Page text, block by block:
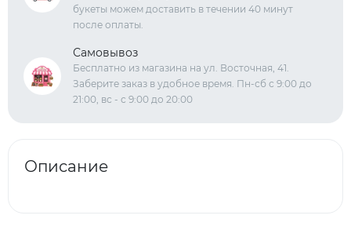
букеты можем доставить в течении 40 минут
после оплаты.
Самовывоз
Бесплатно из магазина на ул. Восточная, 41.
Заберите заказ в удобное время. Пн-сб с 9:00 до
21:00, вс - с 9:00 до 20:00
Описание